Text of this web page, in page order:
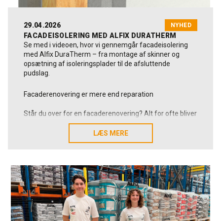
Mia beskriver sig selv som en glad og aktiv person, der
og tid med dem, hun holder af.
29.04.2026 NYHED
FACADEISOLERING MED ALFIX DURATHERM
Se med i videoen, hvor vi gennemgår facadeisolering
med Alfix DuraTherm – fra montage af skinner og
opsætning af isoleringsplader til de afsluttende
pudslag.
Facaderenovering er mere end reparation
Står du over for en facaderenovering? Alt for ofte bliver
facaderenovering reduceret til udbedring af skader eller
et rent æstetisk løft. Men i mange tilfælde bør man stille
et vigtigere spørgsmål:
eller samtidig forbedre bygningens samlede energi-
samt klimamæssige performance?
LÆS MERE
LÆS MERE